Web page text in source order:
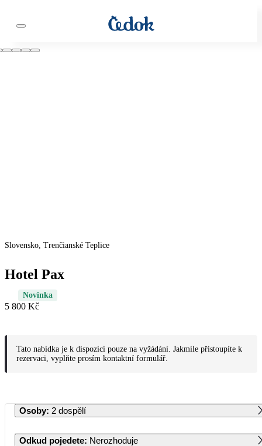
Slovensko, Trenčianské Teplice
Hotel Pax
Novinka
5 800 Kč
Tato nabídka je k dispozici pouze na vyžádání. Jakmile přistoupíte k
rezervaci, vyplňte prosím kontaktní formulář.
Osoby: 2 dospělí
Odkud pojedete: Nerozhoduje